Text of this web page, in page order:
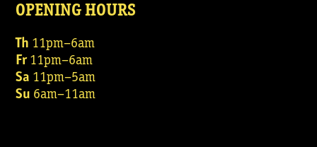
OPENING HOURS
Th 11pm–6am
Fr11pm–6am
Sa 11pm–5am
Su 6am–11am